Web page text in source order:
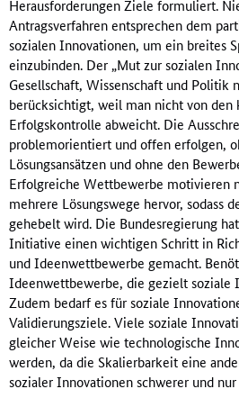
Herausforderungen Ziele formuliert.
Antragsverfahren entsprechen dem
sozialen Innovationen, um ein breites
einzubinden. Der „Mut zur sozialen
Gesellschaft, Wissenschaft und Politik
berücksichtigt, weil man nicht von den
Erfolgskontrolle abweicht. Die
problemorientiert und offen erfolgen,
Lösungsansätzen und ohne den
Erfolgreiche Wettbewerbe motivieren
mehrere Lösungswege hervor, sodass
gehebelt wird. Die Bundesregierung
Initiative einen wichtigen Schritt in
und Ideenwettbewerbe gemacht.
Ideenwettbewerbe, die gezielt soziale
Zudem bedarf es für soziale
Validierungsziele. Viele soziale
gleicher Weise wie technologische
werden, da die Skalierbarkeit eine
sozialer Innovationen schwerer und